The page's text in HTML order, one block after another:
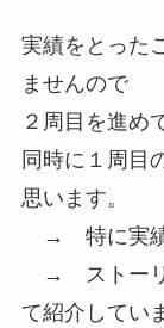
実績をとった
ませんので
２周目を進め
同時に１周目
思います。
→ 特に実績
→ ストーリ
て紹介してい